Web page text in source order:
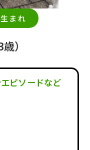
まれ
歳）
ピソードなど